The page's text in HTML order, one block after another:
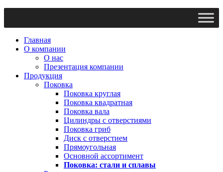
Главная
О компании
О нас
Презентация компании
Продукция
Поковка
Поковка круглая
Поковка квадратная
Поковка вала
Цилиндры с отверстиями
Поковка гриб
Диск с отверстием
Прямоугольная
Основной ассортимент
Поковка: cтали и сплавы